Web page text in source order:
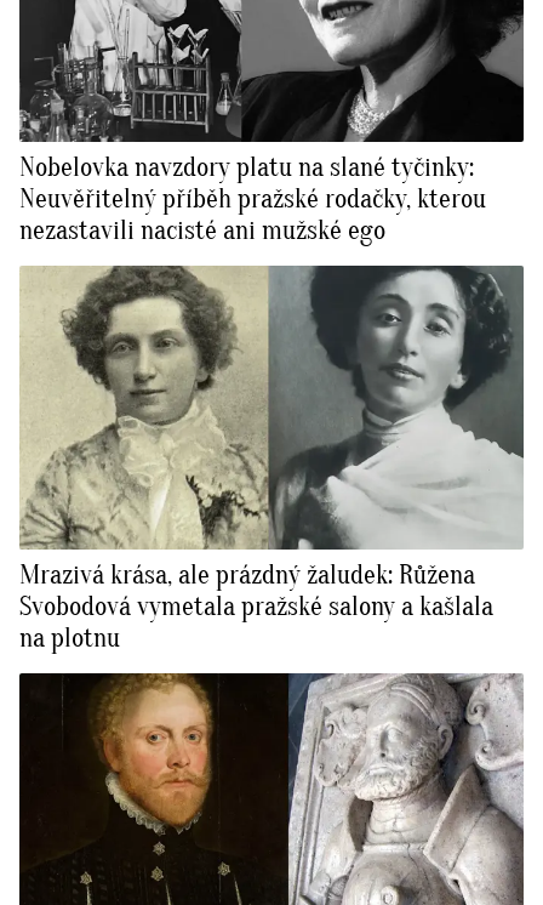
Nobelovka navzdory platu na slané tyčinky:
Neuvěřitelný příběh pražské rodačky, kterou
nezastavili nacisté ani mužské ego
Mrazivá krása, ale prázdný žaludek: Růžena
Svobodová vymetala pražské salony a kašlala
na plotnu